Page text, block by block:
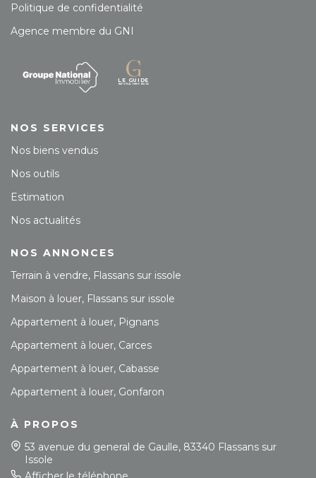
Politique de confidentialité
Agence membre du GNI
NOS SERVICES
Nos biens vendus
Nos outils
Estimation
Nos actualités
NOS ANNONCES
Terrain à vendre, Flassans sur issole
Maison à louer, Flassans sur issole
Appartement à louer, Pignans
Appartement à louer, Carces
Appartement à louer, Cabasse
Appartement à louer, Gonfaron
À PROPOS
53 avenue du general de Gaulle, 83340 Flassans sur
Issole